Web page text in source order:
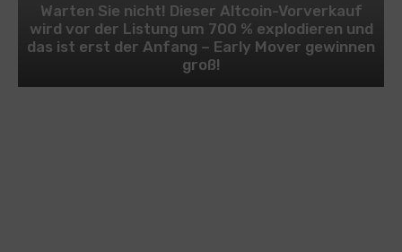
Warten Sie nicht! Dieser Altcoin-Vorverkauf
wird vor der Listung um 700 % explodieren und
das ist erst der Anfang – Early Mover gewinnen
groß!